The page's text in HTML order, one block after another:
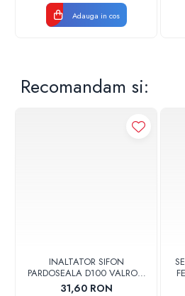
Adauga in cos
Recomandam si:
INALTATOR SIFON
PARDOSEALA D100 VALROM
17001900004
31,60 RON